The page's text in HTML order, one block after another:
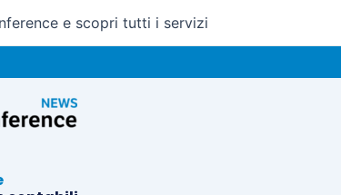
e scopri tutti i servizi